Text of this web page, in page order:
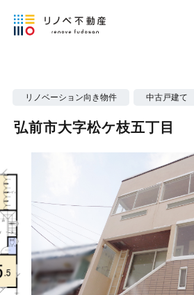
リノベーション向き物件 中古戸建て
弘前市大字松ケ枝五丁目